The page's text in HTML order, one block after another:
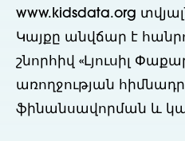
www.kidsdata.org
Կայքը անվճար է
շնորհիվ «Լյուսիլ
առողջության
ֆինանսավորման և